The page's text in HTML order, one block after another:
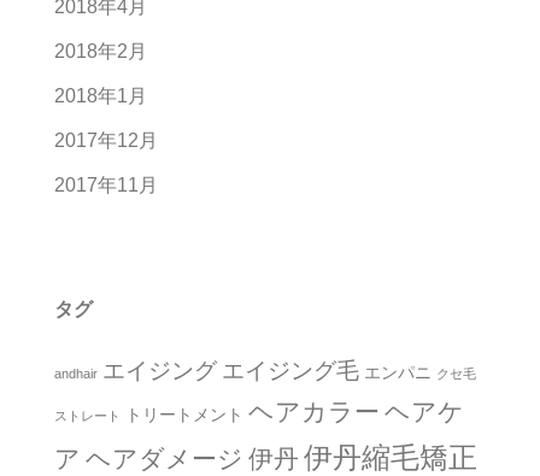
2018年4月
2018年2月
2018年1月
2017年12月
2017年11月
タグ
andhair エイジング エイジング毛 エンパニ クセ毛
ストレート トリートメント ヘアカラー ヘアケ
ア ヘアダメージ 伊丹 伊丹縮毛矯正